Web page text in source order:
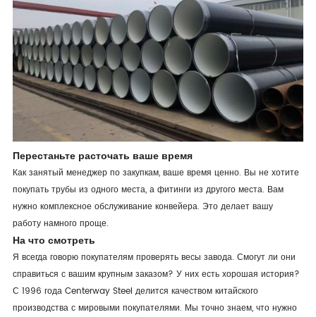
Перестаньте расточать ваше время
Как занятый менеджер по закупкам, ваше время ценно. Вы не хотите
покупать трубы из одного места, а фитинги из другого места. Вам
нужно комплексное обслуживание конвейера. Это делает вашу
работу намного проще.
На что смотреть
Я всегда говорю покупателям проверять весы завода. Смогут ли они
справиться с вашим крупным заказом? У них есть хорошая история?
С 1996 года Centerway Steel делится качеством китайского
производства с мировыми покупателями. Мы точно знаем, что нужно